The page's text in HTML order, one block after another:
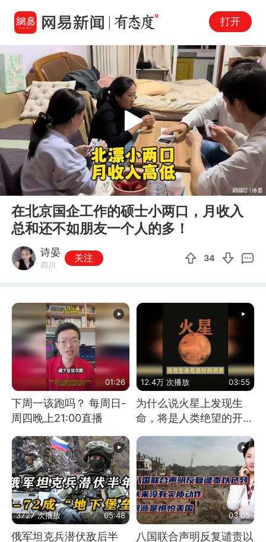
打开
00:00 01:15
Play
在北京国企工作的硕士小两口，月收入
总和还不如朋友一个人的多！
诗晏
四川
关注 34
01:26
下周一该跑吗？ 每周日-
周四晚上21:00直播
12.4万 次播放 03:55
为什么说火星上发现生
命，将是人类绝望的开
始？
3727 次播放 05:48
俄军坦克兵潜伏敌后半
03:05
八国联合声明反复谴责以